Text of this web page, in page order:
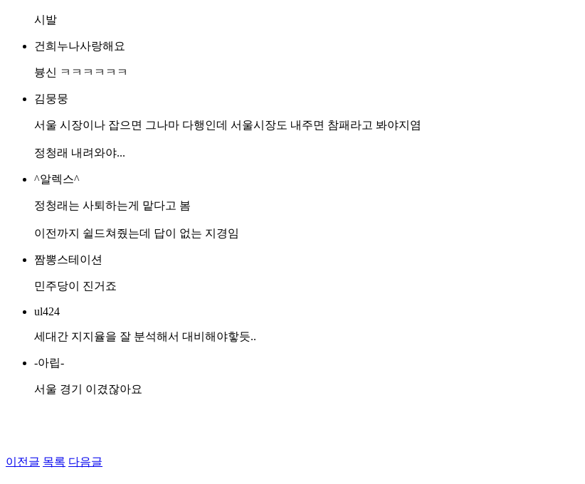
시발
건희누나사랑해요
븅신 ㅋㅋㅋㅋㅋㅋ
김뭉뭉
서울 시장이나 잡으면 그나마 다행인데 서울시장도 내주면 참패라고 봐야지염
정청래 내려와야...
^알렉스^
정청래는 사퇴하는게 맡다고 봄
이전까지 쉴드쳐줬는데 답이 없는 지경임
짬뽕스테이션
민주당이 진거죠
ul424
세대간 지지율을 잘 분석해서 대비해야핳듯..
-아립-
서울 경기 이겼잖아요
이전글 목록 다음글